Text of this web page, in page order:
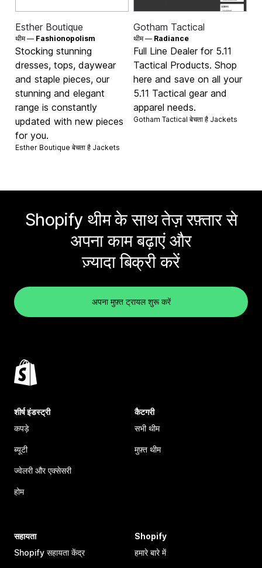
Esther Boutique
थीम — Fashionopolism
Stocking stunning
dresses, tops, daywear
and staple pieces, our
stunning and elegant
range is constantly
updated with new pieces
for you.
Esther Boutique बेचता है Jackets
Gotham Tactical
थीम — Radiance
Full Line Dealer for 5.11
Tactical Products. Shop
here and save on all your
5.11 Tactical gear and
apparel needs.
Gotham Tactical बेचता है Jackets
Shopify थीम के साथ तेज़ रफ़्तार से
अपना काम बढ़ाएं और
ज़्यादा बिक्री करें
अपना मुफ़्त ट्रायल शुरू करें
शीर्ष इंडस्ट्री
कपड़े
ब्यूटी
ज्वेलरी और एक्सेसरी
होम
कैटगरी
सभी थीम
मुफ़्त थीम
सहायता
Shopify सहायता केंद्र
Shopify
हमारे बारे में